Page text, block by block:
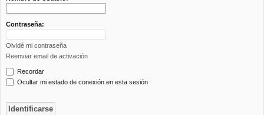
Contraseña:
Olvidé mi contraseña
Reenviar email de activación
Recordar
Ocultar mi estado de conexión en esta sesión